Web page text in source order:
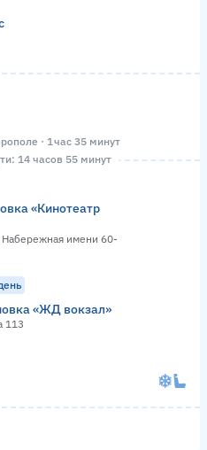
· 1 час 35 минут
14 часов 55 минут
«Кинотеатр
имени 60-
«ЖД вокзал»
113